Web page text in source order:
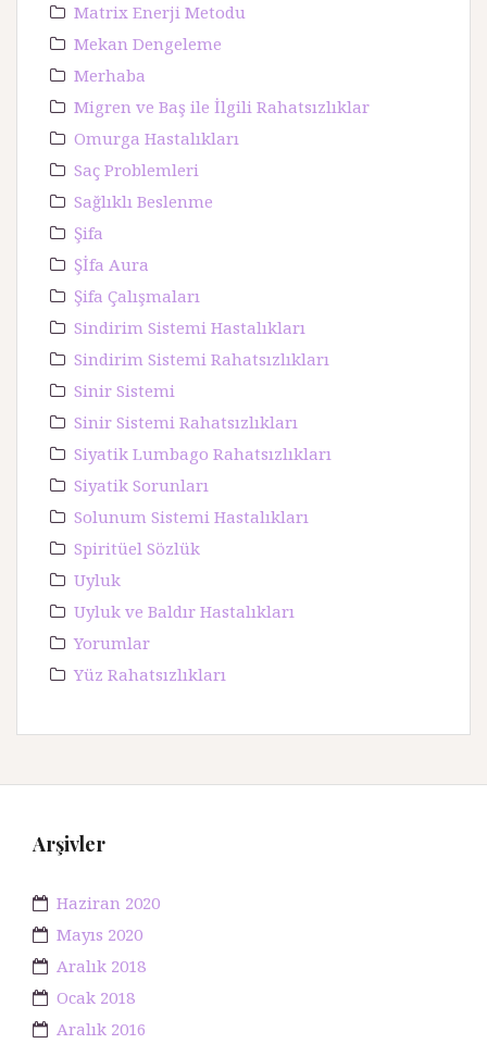
Matrix Enerji Metodu
Mekan Dengeleme
Merhaba
Migren ve Baş ile İlgili Rahatsızlıklar
Omurga Hastalıkları
Saç Problemleri
Sağlıklı Beslenme
Şifa
Şİfa Aura
Şifa Çalışmaları
Sindirim Sistemi Hastalıkları
Sindirim Sistemi Rahatsızlıkları
Sinir Sistemi
Sinir Sistemi Rahatsızlıkları
Siyatik Lumbago Rahatsızlıkları
Siyatik Sorunları
Solunum Sistemi Hastalıkları
Spiritüel Sözlük
Uyluk
Uyluk ve Baldır Hastalıkları
Yorumlar
Yüz Rahatsızlıkları
Arşivler
Haziran 2020
Mayıs 2020
Aralık 2018
Ocak 2018
Aralık 2016